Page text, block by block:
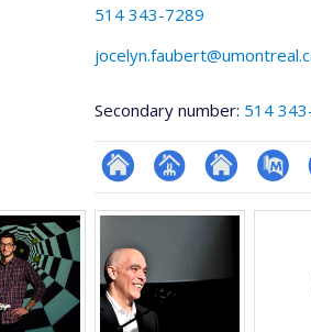
514 343-7289
Secondary number: 514
ResearchGate
Page Site
l’unité